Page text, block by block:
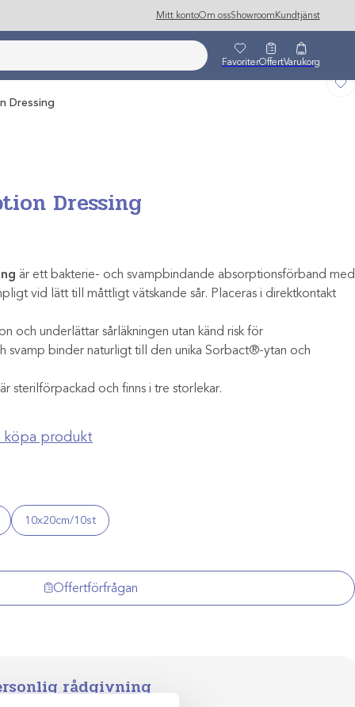
Mitt kontoOm ossShowroom Kundtjänst
FavoriterOffertVarukorg
Dressing
Dressing
är ett bakterie- och svampbindande absorptionsförband med
vid lätt till måttligt vätskande sår. Placeras i direktkontakt
och underlättar sårläkningen utan känd risk för
svamp binder naturligt till den unika Sorbact®-ytan och
sterilförpackad och finns i tre storlekar.
köpa produkt
10x20cm/10st
Offertförfrågan
rådgivning